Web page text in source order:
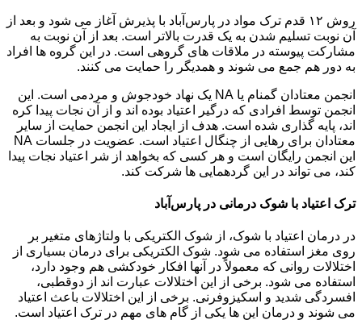
روش ۱۲ قدم ترک مواد در پارس‌آباد با پذیرش آغاز می شود و بعد از
آن نوبت تسلیم شدن به یک قدرت بالاتر است. بعد از آن نوبت به
مشارکت پیوسته در ملاقات های گروهی است. در این گروه ها افراد
به دور هم جمع می شوند و همدیگر را حمایت می کنند.
انجمن معتادان گمنام یا NA یک نهاد خودجوش و مردمی است. این
انجمن توسط افرادی که درگیر اعتیاد بوده اند و از آن نجات پیدا کره
اند، پایه گذاری شده است. هدف از ایجاد این انجمن حمایت از سایر
معتادان برای رهایی از چنگال اعتیاد است. عضویت در جلسات NA
این انجمن رایگان است و هر کسی که بخواهد از شر اعتیاد نجات پیدا
کند، می تواند در این گردهمایی ها شرکت کند.
ترک اعتیاد با شوک درمانی در پارس‌آباد
در درمان اعتیاد با شوک، از شوک الکتریکی با ولتاژهای متغیر بر
روی مغز استفاده می شود. شوک الکتریکی برای درمان بسیاری از
اختلالات روانی که معمولاً در آنها افکار خودکشی هم وجود دارد،
استفاده می شود. برخی از این اختلالات عبارت اند از دوقطبی،
افسردگی شدید و اسکیزوفرنی. برخی از این اختلالات باعث اعتیاد
می شوند و درمان این ها یکی از گام های مهم در ترک اعتیاد است.